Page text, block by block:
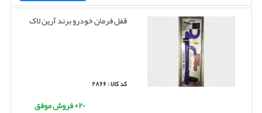
قفل فرمان خودرو برند آرین لاک
کد کالا : ۲۸۶۶
۲۰+ فروش موفق